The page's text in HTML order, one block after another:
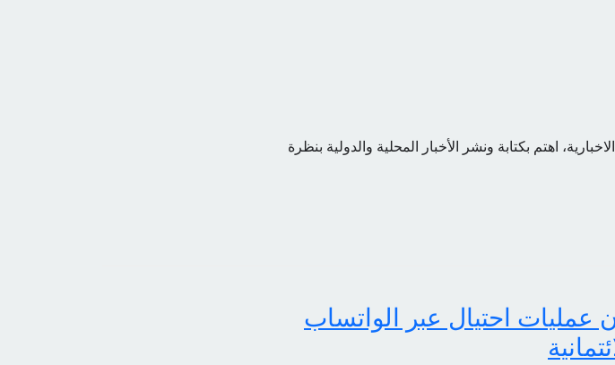
اهتم بكتابة ونشر الأخبار المحلية والدولية بنظرة
احتيال عبر الواتساب